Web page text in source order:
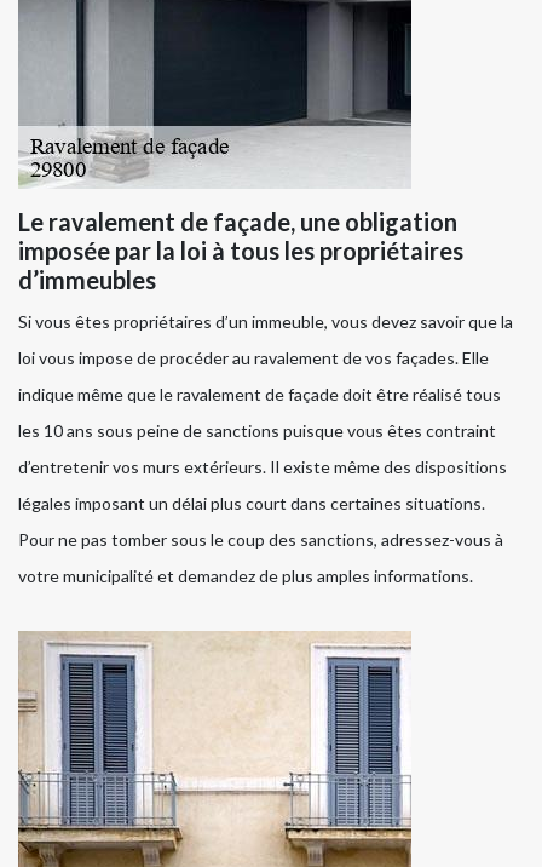
Le ravalement de façade, une obligation
imposée par la loi à tous les propriétaires
d’immeubles
Si vous êtes propriétaires d’un immeuble, vous devez savoir que la
loi vous impose de procéder au ravalement de vos façades. Elle
indique même que le ravalement de façade doit être réalisé tous
les 10 ans sous peine de sanctions puisque vous êtes contraint
d’entretenir vos murs extérieurs. Il existe même des dispositions
légales imposant un délai plus court dans certaines situations.
Pour ne pas tomber sous le coup des sanctions, adressez-vous à
votre municipalité et demandez de plus amples informations.